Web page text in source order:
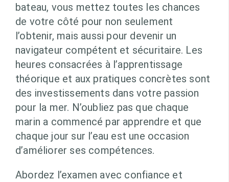
bateau, vous mettez toutes les chances
de votre côté pour non seulement
l’obtenir, mais aussi pour devenir un
navigateur compétent et sécuritaire. Les
heures consacrées à l’apprentissage
théorique et aux pratiques concrètes sont
des investissements dans votre passion
pour la mer. N’oubliez pas que chaque
marin a commencé par apprendre et que
chaque jour sur l’eau est une occasion
d’améliorer ses compétences.
Abordez l’examen avec confiance et